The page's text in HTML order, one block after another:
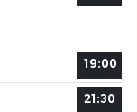
19:00
21:30